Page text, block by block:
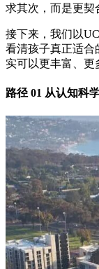
求其次，而是更契
接下来，我们以
看清孩子真正适
实可以更丰富、更
路径 01 从认知科